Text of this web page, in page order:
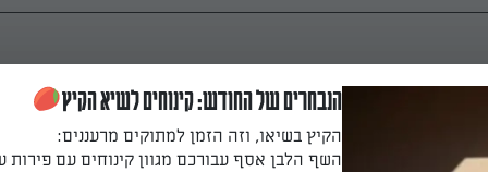
הבסיס במעבד מזון עד קבלת תערובת פירורית.
הנבחרים של החודש: קינוחים לשיא הקיץ
הקיץ בשיאו, וזה הזמן למתוקים מרעננים:
השף הלבן אסף עבורכם מגוון קינוחים עם פירות